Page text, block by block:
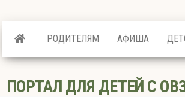
РОДИТЕЛЯМ АФИША
ПОРТАЛ ДЛЯ ДЕТЕЙ С